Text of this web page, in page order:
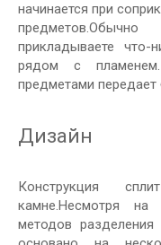
начинается при
прикладываете
рядом с
предметами передает
Дизайн
Конструкция
камне.Несмотря
методов